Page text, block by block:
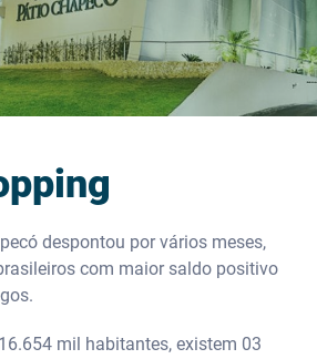
despontou por vários meses,
com maior saldo positivo
mil habitantes, existem 03